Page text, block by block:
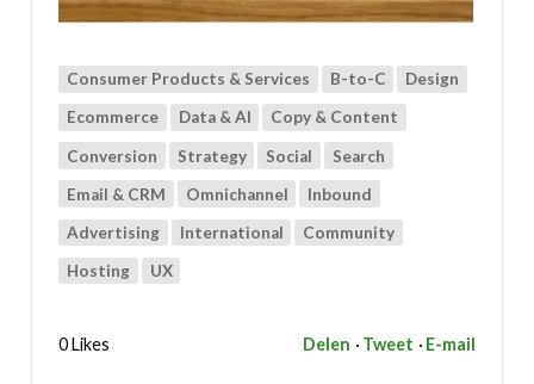
Consumer Products & Services B-to-C Design
Ecommerce Data & AI Copy & Content
Conversion Strategy Social Search
Email & CRM Omnichannel Inbound
Advertising International Community
Hosting UX
0 Likes Delen Tweet E-mail